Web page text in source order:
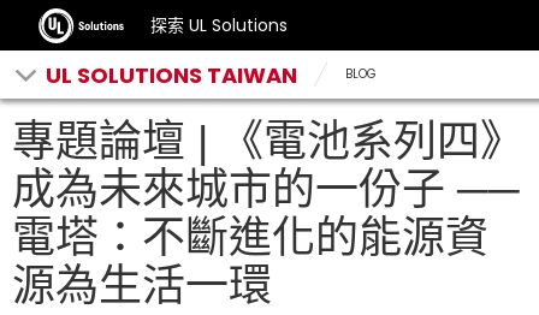
探索 UL Solutions
UL SOLUTIONS TAIWAN BLOG
專題論壇 | 《電池系列四》
成為未來城市的一份子 ──
電塔：不斷進化的能源資
源為生活一環